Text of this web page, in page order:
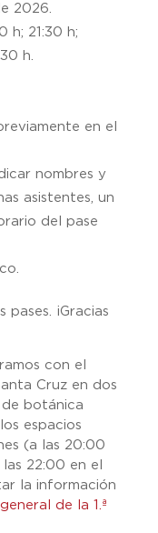
2026.
h; 21:30 h;
h.
en el
nombres y
asistentes, un
del pase
¡Gracias
con el
Cruz en dos
botánica
espacios
(a las 20:00
22:00 en el
la información
de la 1.ª